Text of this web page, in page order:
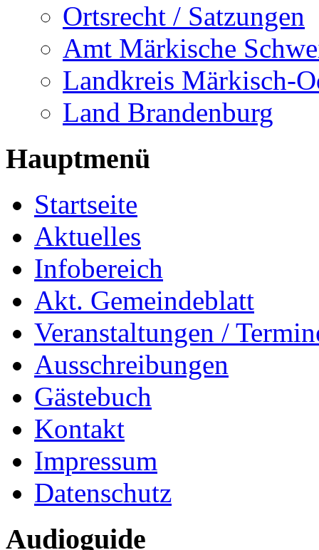
Ortsrecht / Satzungen
Amt Märkische
Landkreis Märkisch-
Land Brandenburg
Hauptmenü
Startseite
Aktuelles
Infobereich
Akt. Gemeindeblatt
Veranstaltungen /
Ausschreibungen
Gästebuch
Kontakt
Impressum
Datenschutz
Audioguide